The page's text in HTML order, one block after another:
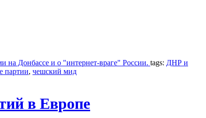
на Донбассе и о "интернет-враге" России. tags: ДНР и
партии, чешский мид
в Европе